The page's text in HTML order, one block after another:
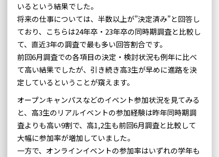
いるという結果でした。
将来の仕事については、半数以上が”決定済み”と回答し
ており、こちらは24年卒・23年卒の同時期調査と比較し
て、直近3年の調査で最も多い回答割合です。
前回6月調査での各項目の決定・検討状況も例年に比べ
て高い結果でしたが、引き続き高3生が早めに進路を決
定しているということが窺えます。
オープンキャンパスなどのイベント参加状況を見てみる
と、高3生のリアルイベントの参加経験は昨年同時期調
査よりも高い9割で、高1,2生も前回6月調査と比較して
大幅に参加率が増加していました。
一方で、オンラインイベントの参加率はいずれの学年も